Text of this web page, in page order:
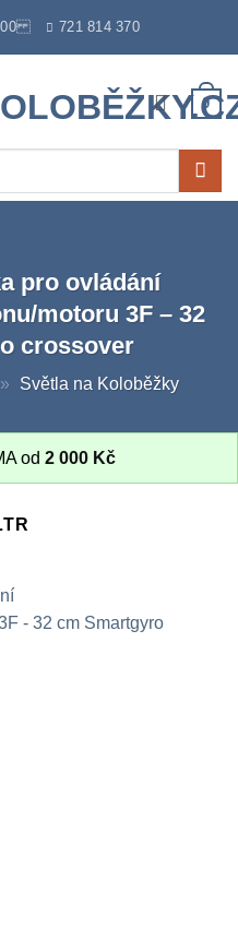
721 814 370
0
pro ovládání
motoru 3F – 32
crossover
» Světla na Koloběžky
od 2 000 Kč